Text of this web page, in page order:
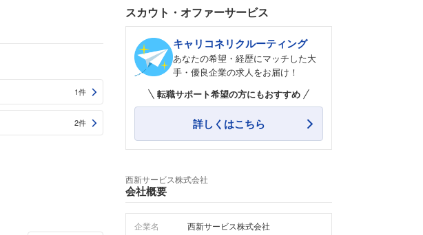
1件
2件
スカウト・オファーサービス
キャリコネリクルーティング
あなたの希望・経歴にマッチした大
手・優良企業の求人をお届け！
転職サポート希望の方にもおすすめ
詳しくはこちら
西新サービス株式会社
会社概要
企業名 西新サービス株式会社